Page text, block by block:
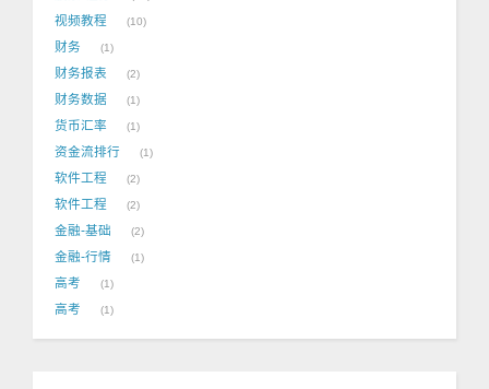
视频教程 10
财务 1
财务报表 2
财务数据 1
货币汇率 1
资金流排行 1
软件工程 2
软件工程 2
金融-基础 2
金融-行情 1
高考 1
高考 1